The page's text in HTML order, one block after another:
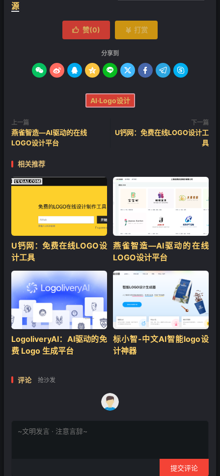
源
 赞(0)  打赏
分享到
        
AI·Logo设计
上一篇
燕雀智造—AI驱动的在线
LOGO设计平台
下一篇
U钙网：免费在线LOGO设计工
具
相关推荐
U钙网：免费在线LOGO设
计工具
燕雀智造—AI驱动的在线
LOGO设计平台
LogoliveryAI：AI驱动的免
费 Logo 生成平台
标小智-中文AI智能logo设
计神器
评论 抢沙发
提交评论